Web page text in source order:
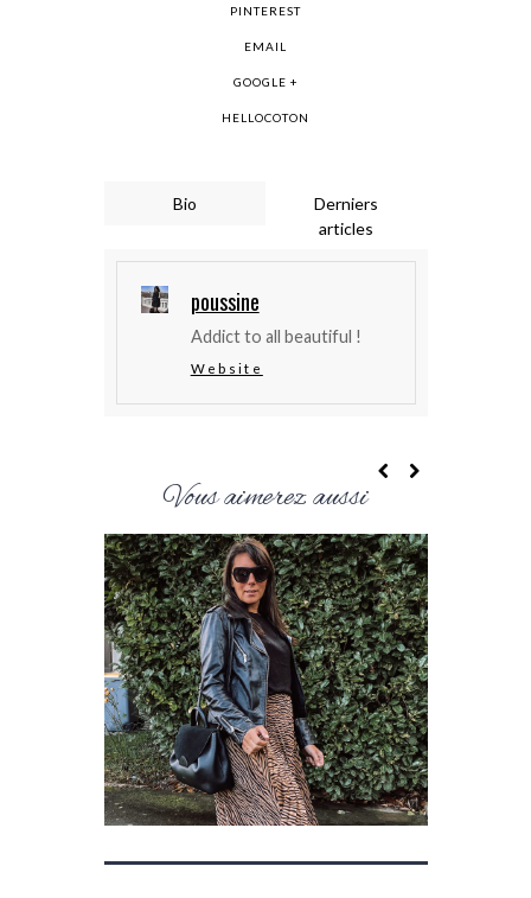
PINTEREST
EMAIL
GOOGLE +
HELLOCOTON
Bio
Derniers
articles
poussine
Addict to all beautiful !
Website
Vous aimerez aussi